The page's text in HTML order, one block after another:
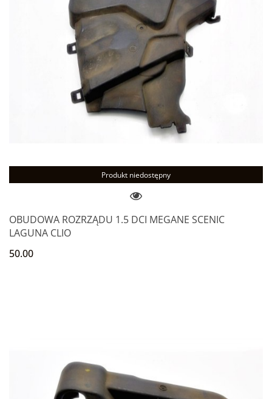
Produkt niedostępny
OBUDOWA ROZRZĄDU 1.5 DCI MEGANE SCENIC
LAGUNA CLIO
50.00